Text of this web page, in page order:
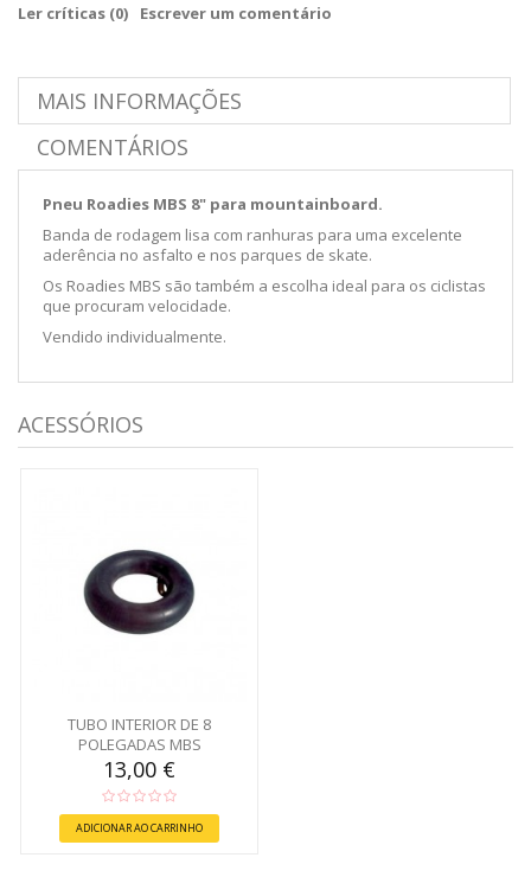
Ler críticas (0) Escrever um comentário
MAIS INFORMAÇÕES
COMENTÁRIOS
Pneu Roadies MBS 8" para mountainboard.
Banda de rodagem lisa com ranhuras para uma excelente
aderência no asfalto e nos parques de skate.
Os Roadies MBS são também a escolha ideal para os ciclistas
que procuram velocidade.
Vendido individualmente.
ACESSÓRIOS
TUBO INTERIOR DE 8
POLEGADAS MBS
13,00 €
ADICIONAR AO CARRINHO